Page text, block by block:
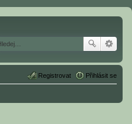
Přihlásit se
Registrovat